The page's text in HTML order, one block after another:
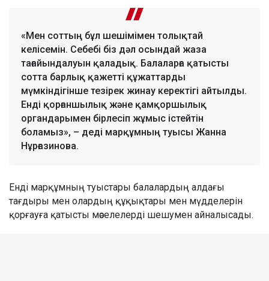
«Мен соттың бұл шешімімен толықтай
келісемін. Себебі біз дәл осындай жаза
тағайындалуын қаладық. Балаларға қатысты
сотта барлық қажетті құжаттарды
мүмкіндігінше тезірек жинау керектігі айтылды.
Енді қорғаншылық және қамқоршылық
органдарымен бірлесіп жұмыс істейтін
боламыз», – деді марқұмның туысы Жанна
Нұрғазинова.
Енді марқұмның туыстары балалардың алдағы
тағдыры мен олардың құқықтары мен мүдделерін
қорғауға қатысты мәселелерді шешумен айналысады.